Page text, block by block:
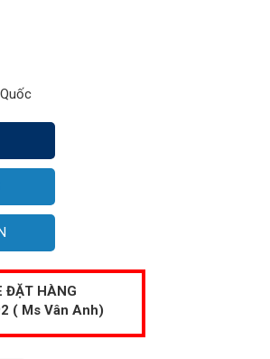
ĐẶT HÀNG
( Ms Vân Anh)